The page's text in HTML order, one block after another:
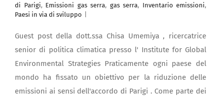
di Parigi, Emissioni gas serra, gas serra, Inventario emissioni,
Paesi in via di sviluppo
Guest post della dott.ssa Chisa Umemiya , ricercatrice
senior di politica climatica presso l' Institute for Global
Environmental Strategies Praticamente ogni paese del
mondo ha fissato un obiettivo per la riduzione delle
emissioni ai sensi dell'accordo di Parigi . Come parte dei